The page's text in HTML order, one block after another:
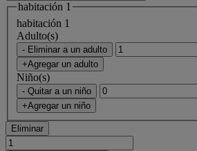
habitación 1
habitación 1
Adulto(s)
- Eliminar a un adulto
+Agregar un adulto
Niño(s)
- Quitar a un niño
+Agregar un niño
Eliminar